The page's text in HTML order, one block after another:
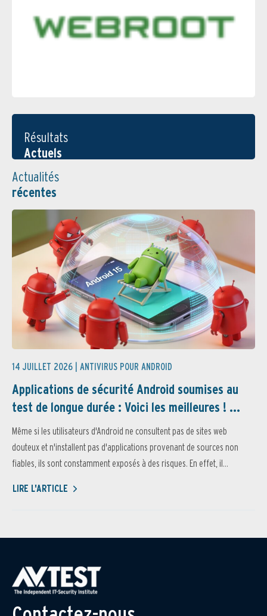
Résultats
Actuels
Actualités
récentes
14 JUILLET 2026 | ANTIVIRUS POUR ANDROID
Applications de sécurité Android soumises au
test de longue durée : Voici les meilleures ! ...
Même si les utilisateurs d'Android ne consultent pas de sites web
douteux et n'installent pas d'applications provenant de sources non
fiables, ils sont constamment exposés à des risques. En effet, il...
LIRE L'ARTICLE